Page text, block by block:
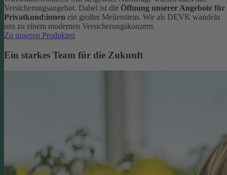
Versicherungsangebot. Dabei ist die Öffnung unserer Angebote für
Privatkund:innen ein großer Meilenstein. Wir als DEVK wandeln
uns zu einem modernen Versicherungskonzern.
Zu unseren Produkten
Ein starkes Team für die Zukunft